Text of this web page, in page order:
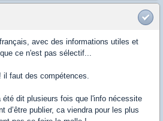
avec des informations utiles et
ce n'est pas sélectif...
il faut des compétences.
dit plusieurs fois que l'info nécessite
d’être publier, ca viendra pour les plus